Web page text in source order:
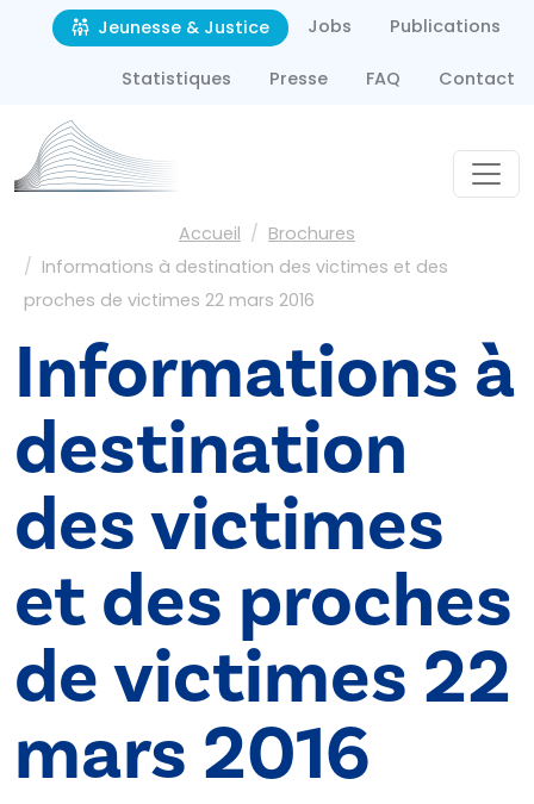
Aller au contenu principal
Second navigation
Jeunesse & Justice Jobs Publications
Statistiques Presse FAQ Contact
Fil d'Ariane
Accueil
Brochures
Informations à destination des victimes et des
proches de victimes 22 mars 2016
Informations à
destination
des victimes
et des proches
de victimes 22
mars 2016